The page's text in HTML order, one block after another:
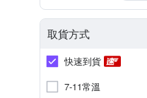
取貨方式
快速到貨
7-11常溫